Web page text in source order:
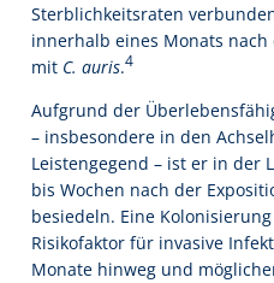
Sterblichkeitsraten
innerhalb eines Monats
mit C. auris.4
Aufgrund der
– insbesondere in den
Leistengegend – ist er in der
bis Wochen nach der
besiedeln. Eine
Risikofaktor für invasive
Monate hinweg und